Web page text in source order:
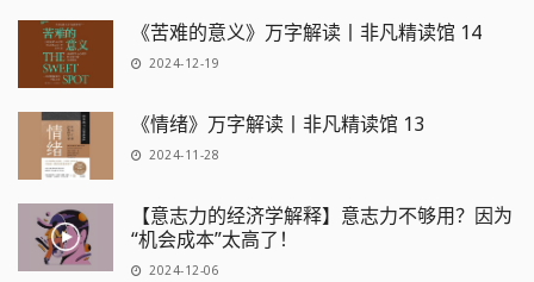
《苦难的意义》万字解读丨非凡精读馆 14
2024-12-19
《情绪》万字解读丨非凡精读馆 13
2024-11-28
【意志力的经济学解释】意志力不够用？因为
“机会成本”太高了！
2024-12-06